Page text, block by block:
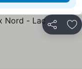
Partager